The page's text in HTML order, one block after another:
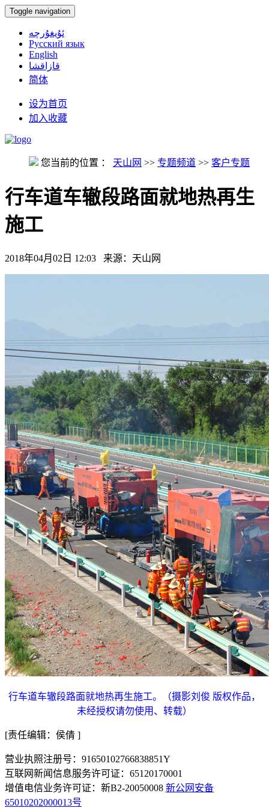
Toggle navigation
ئۇيغۇرچە
Русский язык
English
قازاقشا
简体
设为首页
加入收藏
您当前的位置 ： 天山网 >> 专题频道 >> 客户专题
行车道车辙段路面就地热再生
施工
2018年04月02日 12:03 来源：天山网
行车道车辙段路面就地热再生施工。（摄影刘俊 版权作品，
未经授权请勿使用、转载）
[责任编辑：侯倩 ]
营业执照注册号：91650102766838851Y
互联网新闻信息服务许可证：65120170001
增值电信业务许可证：新B2-20050008 新公网安备
65010202000013号